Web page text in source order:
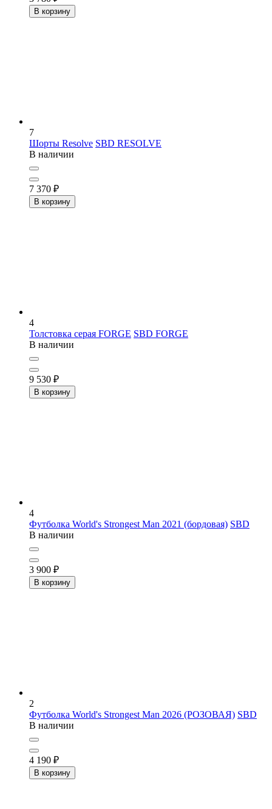
В корзину
7
Шорты Resolve SBD RESOLVE
В наличии
7 370 ₽
В корзину
4
Толстовка серая FORGE SBD FORGE
В наличии
9 530 ₽
В корзину
4
Футболка World's Strongest Man 2021 (бордовая) SBD
В наличии
3 900 ₽
В корзину
2
Футболка World's Strongest Man 2026 (РОЗОВАЯ) SBD
В наличии
4 190 ₽
В корзину